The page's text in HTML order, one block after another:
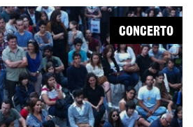
CONCERTO